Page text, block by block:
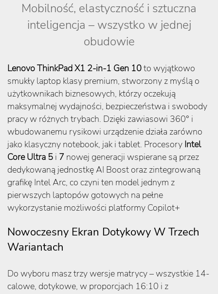
Mobilność, elastyczność i sztuczna
inteligencja – wszystko w jednej
obudowie
Lenovo ThinkPad X1 2-in-1 Gen 10to wyjątkowo
smukły laptop klasy premium, stworzony z myślą o
użytkownikach biznesowych, którzy oczekują
maksymalnej wydajności, bezpieczeństwa i swobody
pracy w różnych trybach. Dzięki zawiasowi 360° i
wbudowanemu rysikowi urządzenie działa zarówno
jako klasyczny notebook, jak i tablet. Procesory Intel
Core Ultra 5 i 7 nowej generacji wspierane są przez
dedykowaną jednostkę AI Boost oraz zintegrowaną
grafikę Intel Arc, co czyni ten model jednym z
pierwszych laptopów gotowych na pełne
wykorzystanie możliwości platformy Copilot+
Nowoczesny Ekran Dotykowy W Trzech
Wariantach
Do wyboru masz trzy wersje matrycy – wszystkie 14-
calowe, dotykowe, w proporcjach 16:10 i z